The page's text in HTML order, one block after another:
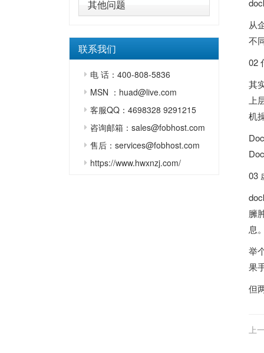
其他问题
联系我们
电 话：400-808-5836
MSN ：huad@live.com
客服QQ：4698328 9291215
咨询邮箱：sales@fobhost.com
售后：services@fobhost.com
https://www.hwxnzj.com/
从
不
02
其
上
机
03
臃
息
举
果
但
上